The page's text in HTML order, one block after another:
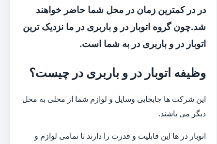
در در کمترین زمان در محل شما حاضر خواهند
شد.چون گروه اتوبار در و باربری در ما نزدیک ترین
اتوبار در و باربری در به شما است.
وظیفه اتوبار در و باربری در چیست؟
این شرکت ها جابجایی وسایل و لوازم شما از محلی به محل
دیگر می باشند.
اتوبار در ها این قابلیت و قدرت را دارند تا تمامی لوازم و